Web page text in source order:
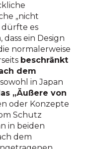
„nicht
dürfte es
ein Design
normalerweise
beschränkt
dem
sowohl in Japan
„Äußere von
oder Konzepte
Schutz
in beiden
dem